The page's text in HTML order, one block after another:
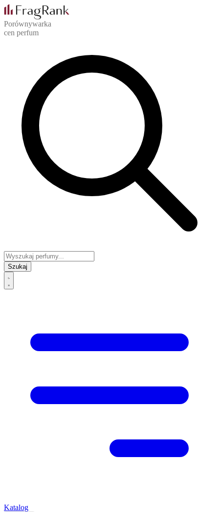
Porównywarka
cen perfum
Szukaj
Katalog